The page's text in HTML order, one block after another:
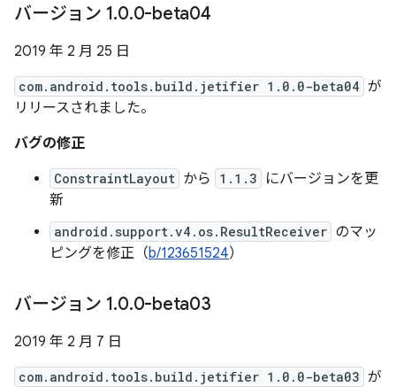
バージョン 1.0.0-beta04
2019 年 2 月 25 日
com.android.tools.build.jetifier 1.0.0-beta04 が
リリースされました。
バグの修正
ConstraintLayout から 1.1.3
にバージョンを更
新
android.support.v4.os.ResultReceiver のマッ
ピングを修正（b/123651524）
バージョン 1.0.0-beta03
2019 年 2 月 7 日
com.android.tools.build.jetifier 1.0.0-beta03 が